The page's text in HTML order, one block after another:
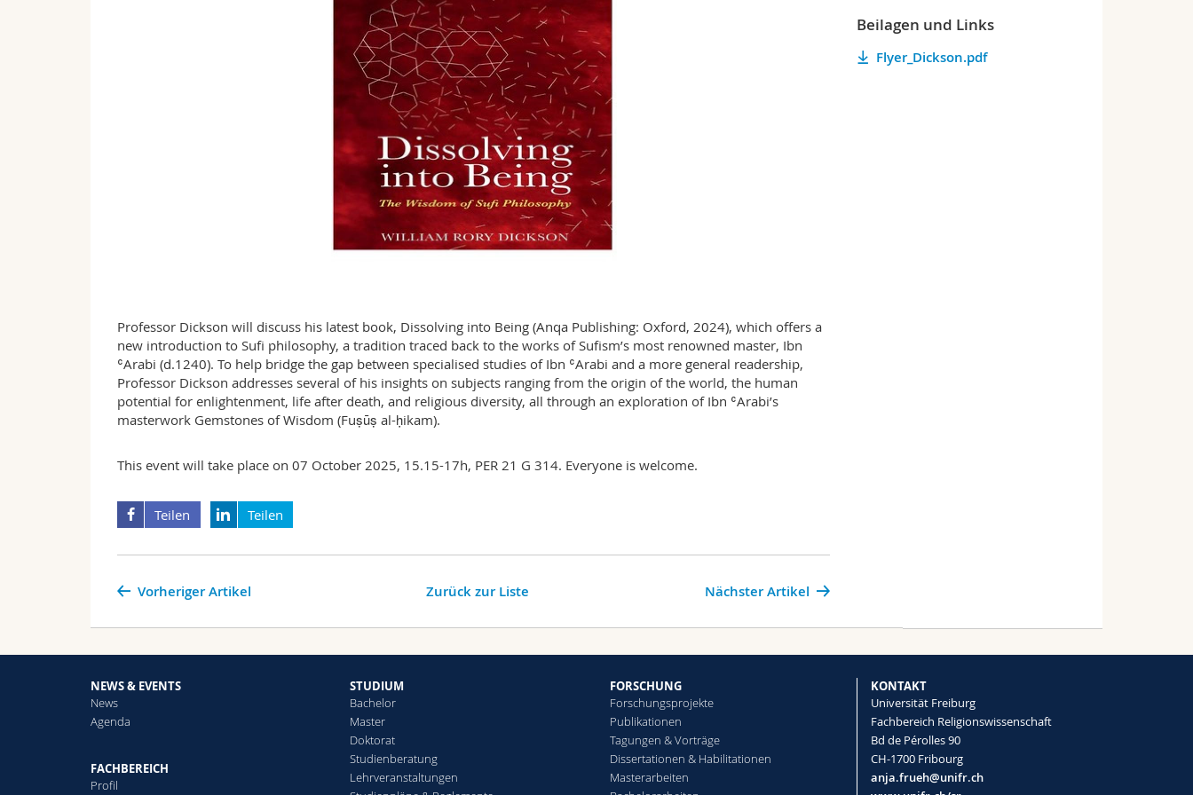
Professor Dickson will discuss his latest book, Dissolving into Being (Anqa Publishing: Oxford, 2024), which offers a
new introduction to Sufi philosophy, a tradition traced back to the works of Sufism’s most renowned master, Ibn
ʿArabi (d.1240). To help bridge the gap between specialised studies of Ibn ʿArabi and a more general readership,
Professor Dickson addresses several of his insights on subjects ranging from the origin of the world, the human
potential for enlightenment, life after death, and religious diversity, all through an exploration of Ibn ʿArabi’s
masterwork Gemstones of Wisdom (Fuṣūṣ al-ḥikam).
This event will take place on 07 October 2025, 15.15-17h, PER 21 G 314. Everyone is welcome.
Teilen Teilen
Nächster Artikel
Vorheriger Artikel Zurück zur Liste
Beilagen und Links
Flyer_Dickson.pdf
NEWS & EVENTS
News
Agenda
FACHBEREICH
Profil
STUDIUM
Bachelor
Master
Doktorat
Studienberatung
Lehrveranstaltungen
FORSCHUNG
Forschungsprojekte
Publikationen
Tagungen & Vorträge
Dissertationen & Habilitationen
Masterarbeiten
KONTAKT
Universität Freiburg
Fachbereich Religionswissenschaft
Bd de Pérolles 90
CH-1700 Fribourg
anja.frueh@unifr.ch